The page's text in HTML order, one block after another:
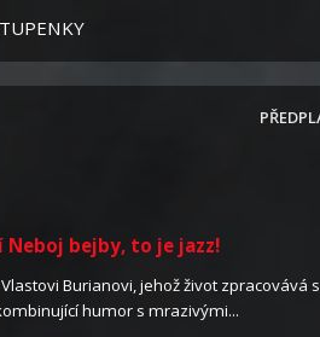
Neboj bejby, to je jazz!
Burianovi, jehož život zpracovává s
humor s mrazivými...